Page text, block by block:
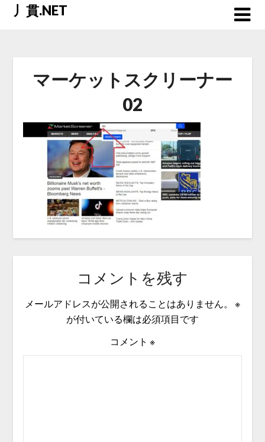
Skip丿貫.NET
マーケットスクリーナー
02
コメントを残す
メールアドレスが公開されることはありません。
※
が付いている欄は必須項目です
コメント ※